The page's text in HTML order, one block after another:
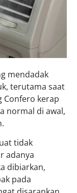
mendadak
terutama saat
Confero kerap
normal di awal,
tidak
adanya
dibiarkan,
pada